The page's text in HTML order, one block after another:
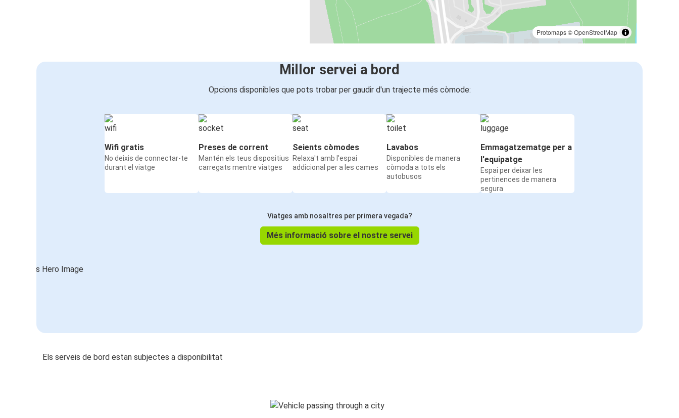
Protomaps©OpenStreetMap
Millor servei a bord
Opcions disponibles que pots trobar per gaudir d'un trajecte més còmode:
Wifi gratis
No deixis de connectar-te
durant el viatge
Preses de corrent
Mantén els teus dispositius
carregats mentre viatges
Seients còmodes
Relaxa't amb l'espai
addicional per a les cames
Lavabos
Disponibles de manera
còmoda a tots els
autobusos
Emmagatzematge per a
l'equipatge
Espai per deixar les
pertinences de manera
segura
Viatges amb nosaltres per primera vegada?
Més informació sobre el nostre servei
Els serveis de bord estan subjectes a disponibilitat